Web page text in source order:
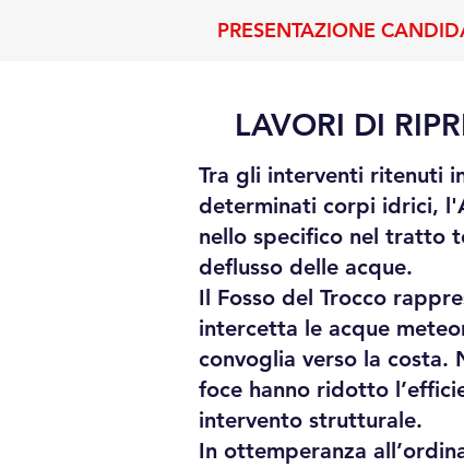
PRESENTAZIONE
LAVORI DI
Tra gli interventi ritenuti
determinati corpi idrici,
nello specifico nel tratto
deflusso delle acque.
Il Fosso del Trocco
intercetta le acque
convoglia verso la costa.
foce hanno ridotto
intervento strutturale.
In ottemperanza